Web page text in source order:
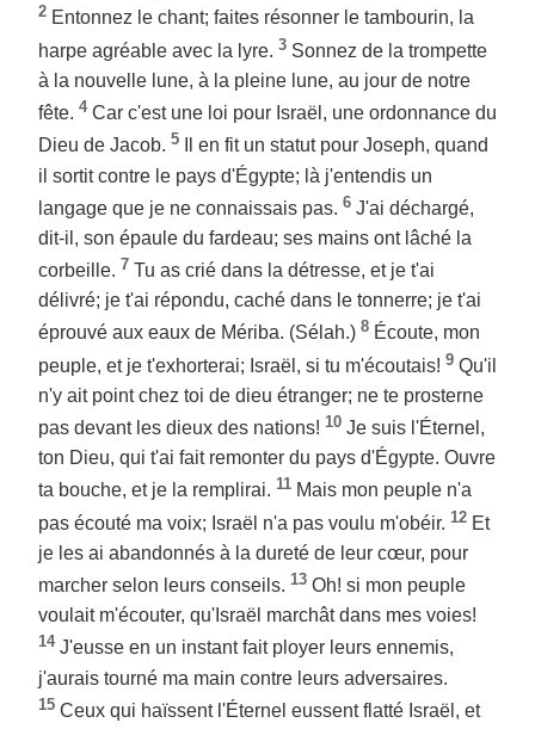
2 Entonnez le chant; faites résonner le tambourin, la
harpe agréable avec la lyre. 3 Sonnez de la trompette
à la nouvelle lune, à la pleine lune, au jour de notre
fête. 4 Car c'est une loi pour Israël, une ordonnance du
Dieu de Jacob. 5
Il en fit un statut pour Joseph, quand
il sortit contre le pays d'Égypte; là j'entendis un
langage que je ne connaissais pas. 6 J'ai déchargé,
dit-il, son épaule du fardeau; ses mains ont lâché la
corbeille. 7 Tu as crié dans la détresse, et je t'ai
délivré; je t'ai répondu, caché dans le tonnerre; je t'ai
éprouvé aux eaux de Mériba. (Sélah.) 8 Écoute, mon
peuple, et je t'exhorterai; Israël, si tu m'écoutais! 9 Qu'il
n'y ait point chez toi de dieu étranger; ne te prosterne
pas devant les dieux des nations! 10 Je suis l'Éternel,
ton Dieu, qui t'ai fait remonter du pays d'Égypte. Ouvre
ta bouche, et je la remplirai. 11 Mais mon peuple n'a
pas écouté ma voix; Israël n'a pas voulu m'obéir. 12 Et
je les ai abandonnés à la dureté de leur cœur, pour
marcher selon leurs conseils. 13 Oh! si mon peuple
voulait m'écouter, qu'Israël marchât dans mes voies!
14 J'eusse en un instant fait ployer leurs ennemis,
j'aurais tourné ma main contre leurs adversaires.
15 Ceux qui haïssent l'Éternel eussent flatté Israël, et